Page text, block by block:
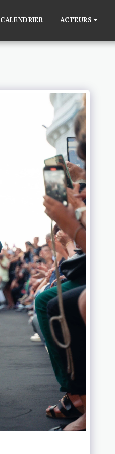
CALENDRIER ACTEURS